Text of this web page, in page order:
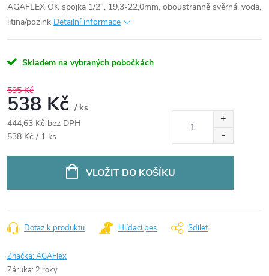
AGAFLEX OK spojka 1/2", 19,3-22,0mm, oboustranně svěrná, voda,
litina/pozink Detailní informace
Skladem na vybraných pobočkách
595 Kč
538 Kč / ks
444,63 Kč bez DPH
Měrná
538 Kč / 1 ks
VLOŽIT DO KOŠÍKU
Dotaz k produktu Hlídací pes Sdílet
Značka:AGAFlex
Záruka: 2 roky